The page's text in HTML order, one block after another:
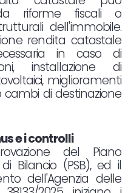
riforme fiscali o
dell'immobile.
rendita catastale
in caso di
installazione di
miglioramenti
cambi di destinazione
e i controlli
del Piano
Bilancio (PSB), ed il
dell'Agenzia delle